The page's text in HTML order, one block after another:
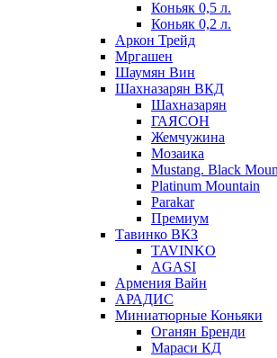
Коньяк 0,5 л.
Коньяк 0,2 л.
Аркон Трейд
Мргашен
Шаумян Вин
Шахназарян ВКД
Шахназарян
ГАЯСОН
Жемчужина
Мозаика
Mustang. Black
Platinum Mountain
Parakar
Премиум
Тавинко ВКЗ
TAVINKO
AGASI
Армения Вайн
АРАДИС
Миниатюрные Коньяки
Оганян Бренди
Мараси КД